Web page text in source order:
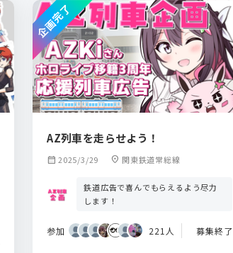
AZ列車を走らせよう！
calendar_month 2025/3/29 location_on 関東鉄道常総線
鉄道広告で喜んでもらえるよう尽力
します！
参加 221人 募集終了
企画完了